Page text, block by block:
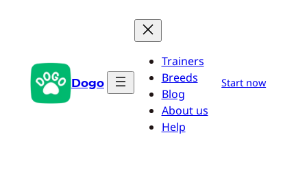
Dogo
Trainers
Breeds
Blog
About us
Help
Start now